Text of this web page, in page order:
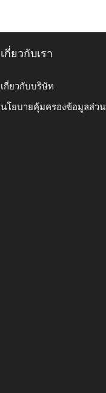
เกี่ยวกับเรา
เกี่ยวกับบริษัท
นโยบายคุ้มครองข้อมูลส่ว